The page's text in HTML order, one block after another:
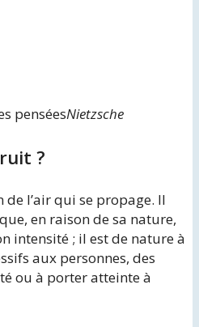
penséesNietzsche
?
l’air qui se propage. Il
en raison de sa nature,
intensité ; il est de nature à
aux personnes, des
ou à porter atteinte à